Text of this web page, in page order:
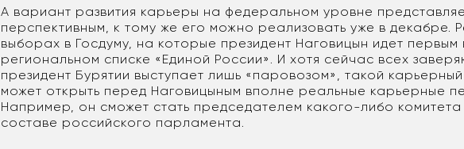
А вариант развития карьеры на федеральном уровне
перспективным, к тому же его можно реализовать уже в декабре.
выборах в Госдуму, на которые президент Наговицын идет первым
региональном списке «Единой России». И хотя сейчас всех
президент Бурятии выступает лишь «паровозом», такой
может открыть перед Наговицыным вполне реальные карьерные
Например, он сможет стать председателем какого-либо
составе российского парламента.